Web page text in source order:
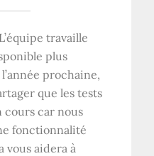
travaille
plus
prochaine,
que les tests
cours car nous
fonctionnalité
vous aidera à